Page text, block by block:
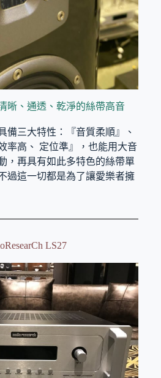
晰、通透、乾淨的絲帶高音
備三大特性：『音質柔順』、
率高、 定位準』，也能用大音
，再具有如此多特色的絲帶單
過這一切都是為了讓愛樂者擁
LS27